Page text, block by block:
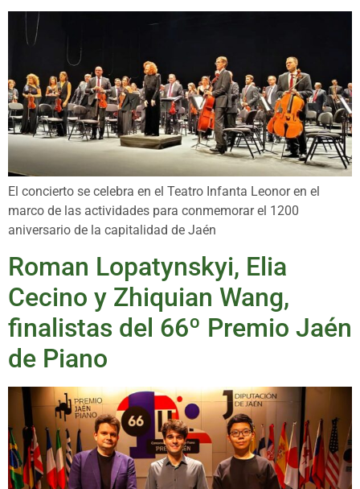
El concierto se celebra en el Teatro Infanta Leonor en el
marco de las actividades para conmemorar el 1200
aniversario de la capitalidad de Jaén
Roman Lopatynskyi, Elia
Cecino y Zhiquian Wang,
finalistas del 66º Premio Jaén
de Piano